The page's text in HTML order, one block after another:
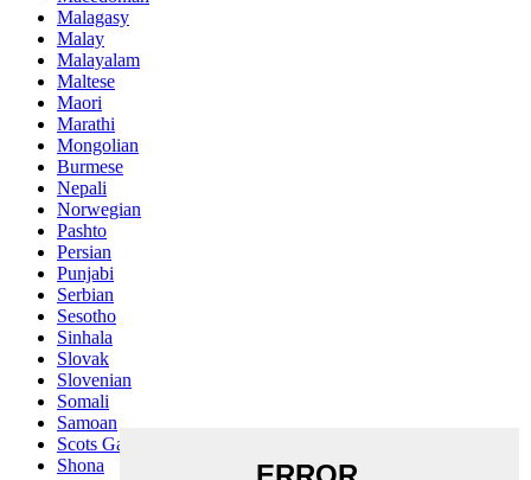
Malagasy
Malay
Malayalam
Maltese
Maori
Marathi
Mongolian
Burmese
Nepali
Norwegian
Pashto
Persian
Punjabi
Serbian
Sesotho
Sinhala
Slovak
Slovenian
Somali
Samoan
Scots Gaelic
Shona